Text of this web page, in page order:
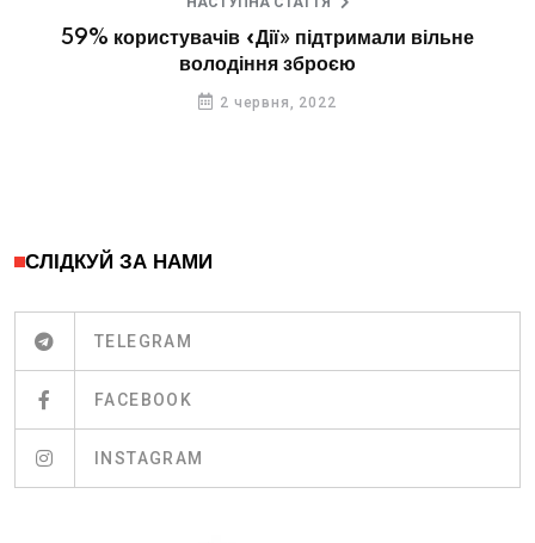
59% користувачів «Дії» підтримали вільне
володіння зброєю
2 червня, 2022
СЛІДКУЙ ЗА НАМИ
TELEGRAM
FACEBOOK
INSTAGRAM